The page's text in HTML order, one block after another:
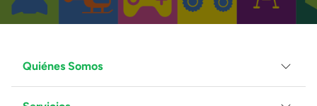
Quiénes Somos